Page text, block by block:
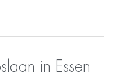
in Essen